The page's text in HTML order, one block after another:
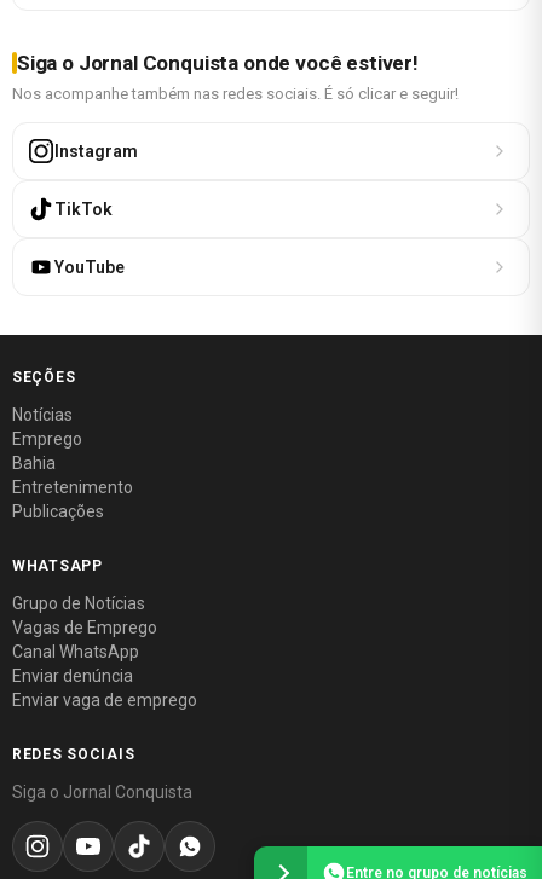
Siga o Jornal Conquista onde você estiver!
Nos acompanhe também nas redes sociais. É só clicar e seguir!
Instagram
TikTok
YouTube
SEÇÕES
Notícias
Emprego
Bahia
Entretenimento
Publicações
WHATSAPP
Grupo de Notícias
Vagas de Emprego
Canal WhatsApp
Enviar denúncia
Enviar vaga de emprego
REDES SOCIAIS
Siga o Jornal Conquista
Entre no grupo de notícias